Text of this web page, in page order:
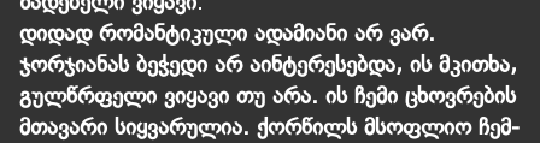
დი­დად რო­მან­ტი­კუ­ლი ადა­მი­ა­ნი არ ვარ.
ჯორჯიანას ბეჭედი არ აინტერესებდა, ის მკითხა,
გულწრფელი ვიყავი თუ არა. ის ჩემი ცხოვრების
მთავარი სიყვარულია. ქორ­წილს მსოფ­ლიო ჩემ­